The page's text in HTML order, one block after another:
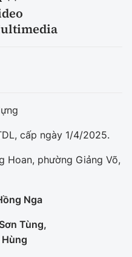
cấp ngày 1/4/2025.
Hoan, phường Giảng Võ,
Nga
Tùng,